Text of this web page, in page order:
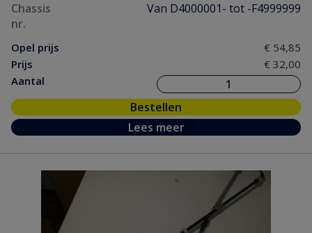
Chassis
nr.
Van D4000001- tot -F4999999
Opel prijs
€ 54,85
Prijs
€ 32,00
Aantal
Bestellen
Lees meer